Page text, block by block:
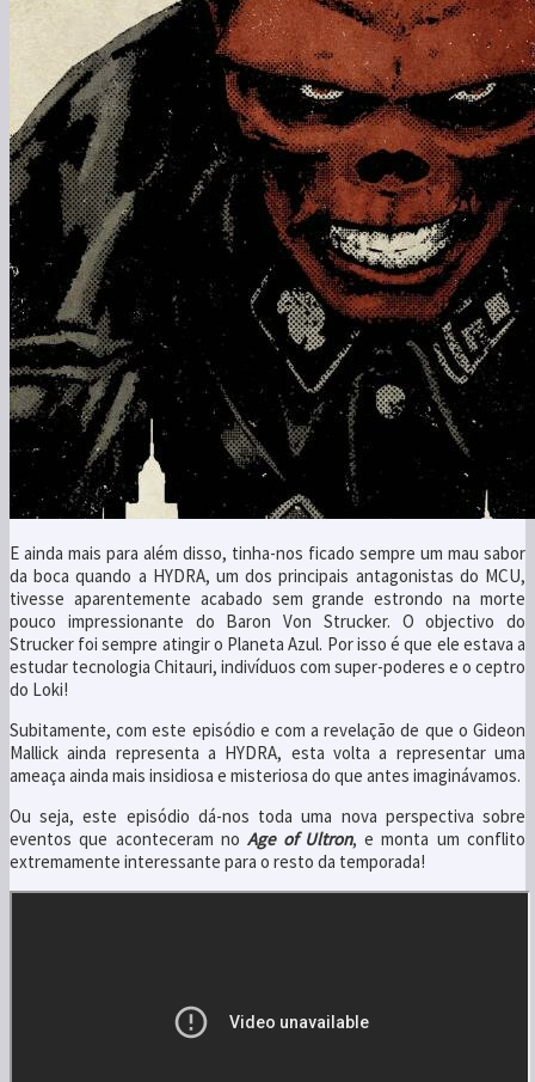
E ainda mais para além disso, tinha-nos ficado sempre um mau sabor
da boca quando a HYDRA, um dos principais antagonistas do MCU,
tivesse aparentemente acabado sem grande estrondo na morte
pouco impressionante do Baron Von Strucker. O objectivo do
Strucker foi sempre atingir o Planeta Azul. Por isso é que ele estava a
estudar tecnologia Chitauri, indivíduos com super-poderes e o ceptro
do Loki!
Subitamente, com este episódio e com a revelação de que o Gideon
Mallick ainda representa a HYDRA, esta volta a representar uma
ameaça ainda mais insidiosa e misteriosa do que antes imaginávamos.
Ou seja, este episódio dá-nos toda uma nova perspectiva sobre
eventos que aconteceram noAge of Ultron, e monta um conflito
extremamente interessante para o resto da temporada!